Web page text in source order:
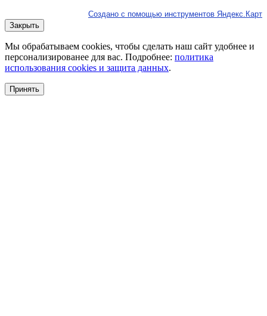
Создано с помощью инструментов Яндекс.Карт
Закрыть
Мы обрабатываем cookies, чтобы сделать наш сайт удобнее и
персонализированее для вас. Подробнее: политика
использования cookies и защита данных.
Принять